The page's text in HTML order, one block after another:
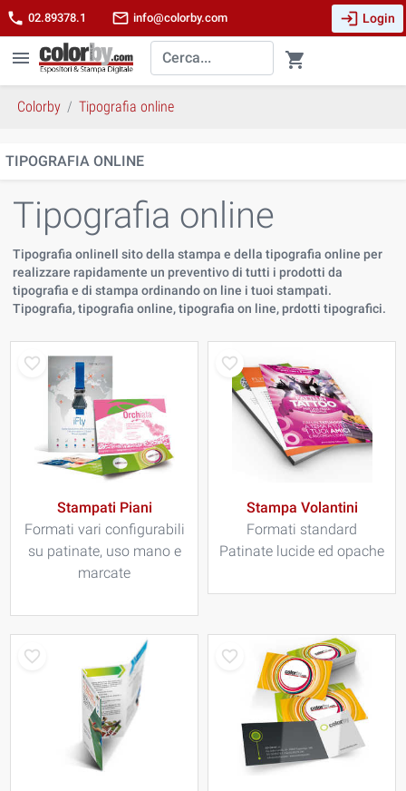
phone 02.89378.1 mail_outline info@colorby.com login Login
menu shopping_cart
Colorby Tipografia online
TIPOGRAFIA ONLINE
Tipografia online
Tipografia onlineIl sito della stampa e della tipografia online per
realizzare rapidamente un preventivo di tutti i prodotti da
tipografia e di stampa ordinando on line i tuoi stampati.
Tipografia, tipografia online, tipografia on line, prdotti tipografici.
Stampati Piani
Formati vari configurabili
su patinate, uso mano e
marcate
Stampa Volantini
Formati standard
Patinate lucide ed opache